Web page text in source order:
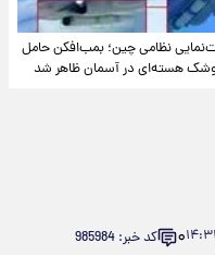
نظامی چین؛ بمب‌افکن حامل
هسته‌ای در آسمان ظاهر شد
۰ کد خبر: 985984